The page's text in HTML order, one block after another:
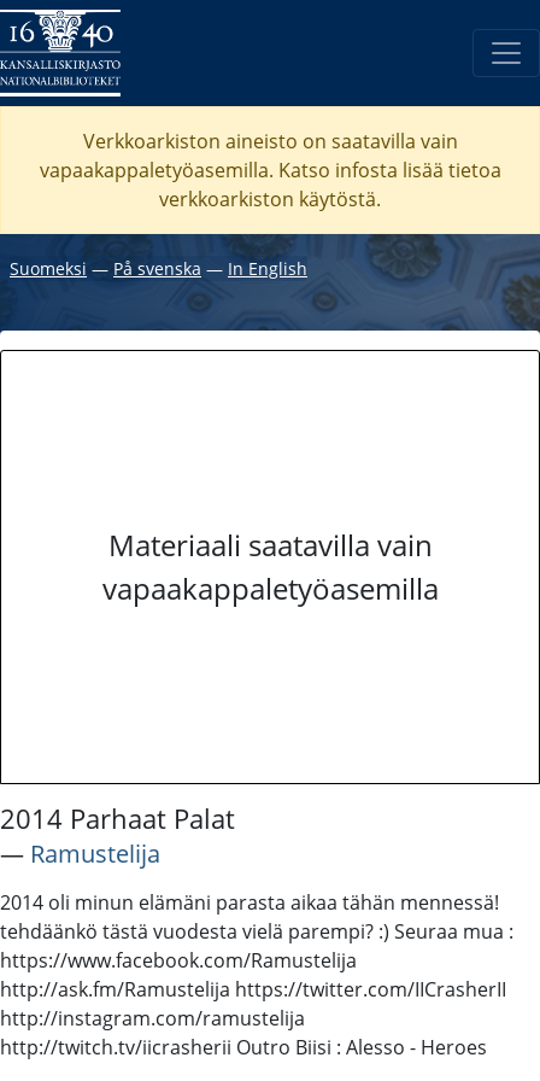
Verkkoarkiston aineisto on saatavilla vain
vapaakappaletyöasemilla. Katso infosta lisää tietoa
verkkoarkiston käytöstä.
Suomeksi ― På svenska ― In English
Materiaali saatavilla vain
vapaakappaletyöasemilla
2014 Parhaat Palat
― Ramustelija
2014 oli minun elämäni parasta aikaa tähän mennessä!
tehdäänkö tästä vuodesta vielä parempi? :) Seuraa mua :
https://www.facebook.com/Ramustelija
http://ask.fm/Ramustelija https://twitter.com/IICrasherII
http://instagram.com/ramustelija
http://twitch.tv/iicrasherii Outro Biisi : Alesso - Heroes